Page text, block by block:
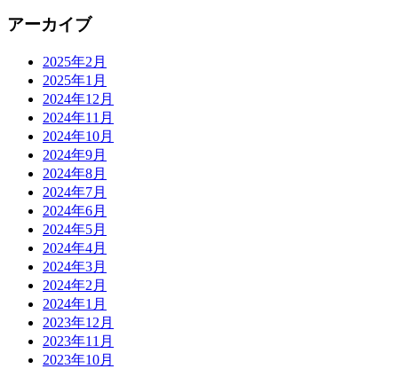
アーカイブ
2025年2月
2025年1月
2024年12月
2024年11月
2024年10月
2024年9月
2024年8月
2024年7月
2024年6月
2024年5月
2024年4月
2024年3月
2024年2月
2024年1月
2023年12月
2023年11月
2023年10月